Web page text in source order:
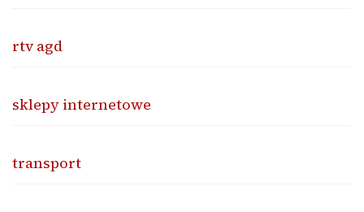
rtv agd
sklepy internetowe
transport